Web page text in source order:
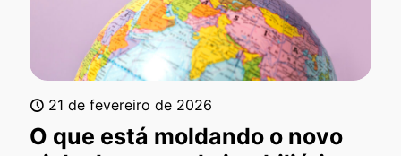
21 de fevereiro de 2026
O que está moldando o novo